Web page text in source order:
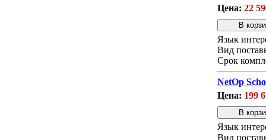
Цена: 22
Язык
Вид
Срок
NetOp
Цена: 199
Язык
Вид